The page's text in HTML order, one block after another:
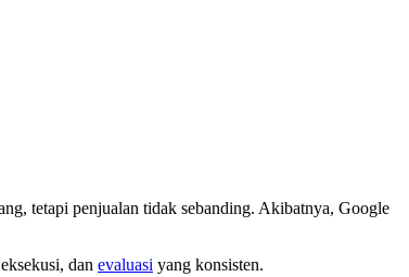
tetapi penjualan tidak sebanding. Akibatnya, Google
dan evaluasi yang konsisten.